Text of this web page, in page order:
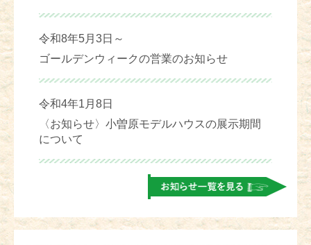
令和8年5月3日～
ゴールデンウィークの営業のお知らせ
令和4年1月8日
〈お知らせ〉小曽原モデルハウスの展示期間
について